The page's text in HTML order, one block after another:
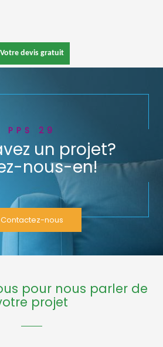
Votre devis gratuit
PPS 29
un projet?
nous-en!
Contactez-nous
pour nous parler de
projet